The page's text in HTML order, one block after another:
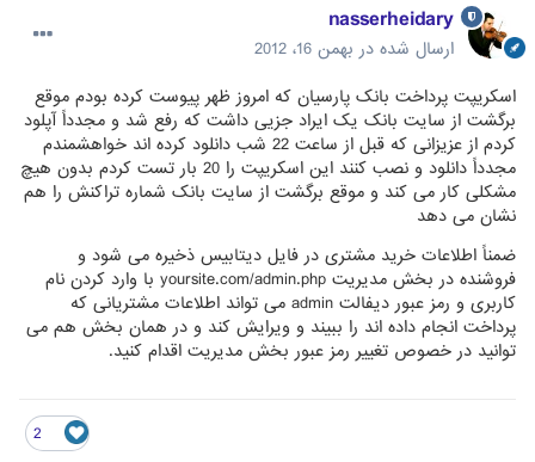
nasserheidary
ارسال شده در بهمن 16، 2012
اسکریپت پرداخت بانک پارسیان که امروز ظهر پیوست کرده بودم موقع
برگشت از سایت بانک یک ایراد جزیی داشت که رفع شد و مجدداً آپلود
کردم از عزیزانی که قبل از ساعت 22 شب دانلود کرده اند خواهشمندم
مجدداً دانلود و نصب کنند این اسکریپت را 20 بار تست کردم بدون هیچ
مشکلی کار می کند و موقع برگشت از سایت بانک شماره تراکنش را هم
نشان می دهد
ضمناً اطلاعات خرید مشتری در فایل دیتابیس ذخیره می شود و
فروشنده در بخش مدیریت yoursite.com/admin.php با وارد کردن نام
کاربری و رمز عبور دیفالت admin می تواند اطلاعات مشتریانی که
پرداخت انجام داده اند را ببیند و ویرایش کند و در همان بخش هم می
توانید در خصوص تغییر رمز عبور بخش مدیریت اقدام کنید.
2